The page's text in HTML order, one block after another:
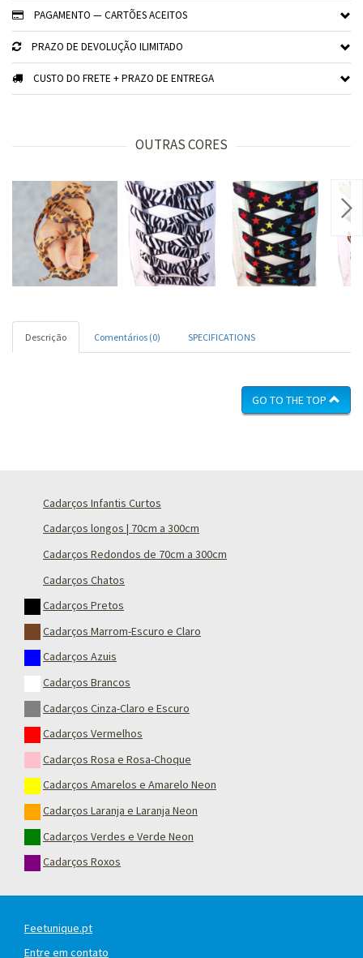
PAGAMENTO — CARTÕES ACEITOS
PRAZO DE DEVOLUÇÃO ILIMITADO
CUSTO DO FRETE + PRAZO DE ENTREGA
OUTRAS CORES
Descrição Comentários (0) SPECIFICATIONS
GO TO THE TOP
Cadarços Infantis Curtos
Cadarços longos | 70cm a 300cm
Cadarços Redondos de 70cm a 300cm
Cadarços Chatos
Cadarços Pretos
Cadarços Marrom-Escuro e Claro
Cadarços Azuis
Cadarços Brancos
Cadarços Cinza-Claro e Escuro
Cadarços Vermelhos
Cadarços Rosa e Rosa-Choque
Cadarços Amarelos e Amarelo Neon
Cadarços Laranja e Laranja Neon
Cadarços Verdes e Verde Neon
Cadarços Roxos
Feetunique.pt
Entre em contato